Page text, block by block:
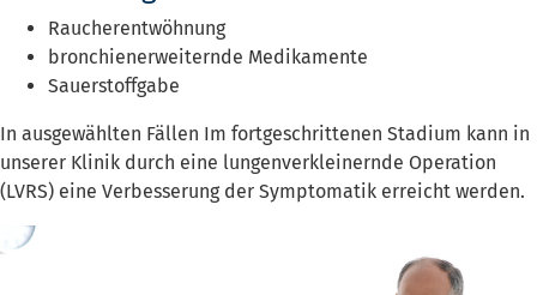
Raucherentwöhnung
bronchienerweiternde Medikamente
Sauerstoffgabe
In ausgewählten Fällen Im fortgeschrittenen Stadium kann in
unserer Klinik durch eine lungenverkleinernde Operation
(LVRS) eine Verbesserung der Symptomatik erreicht werden.